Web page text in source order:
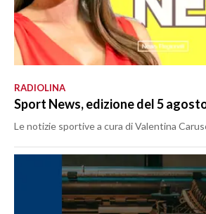
RADIOLINA
Sport News, edizione del 5
Le notizie sportive a cura di Valentina